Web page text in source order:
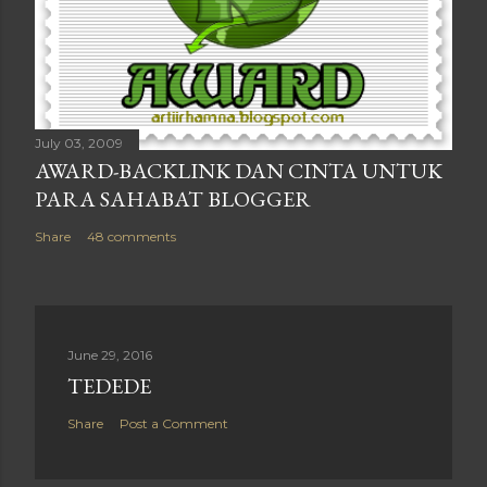
July 03, 2009
AWARD-BACKLINK DAN CINTA UNTUK
PARA SAHABAT BLOGGER
Share 48 comments
June 29, 2016
TEDEDE
Share Post a Comment